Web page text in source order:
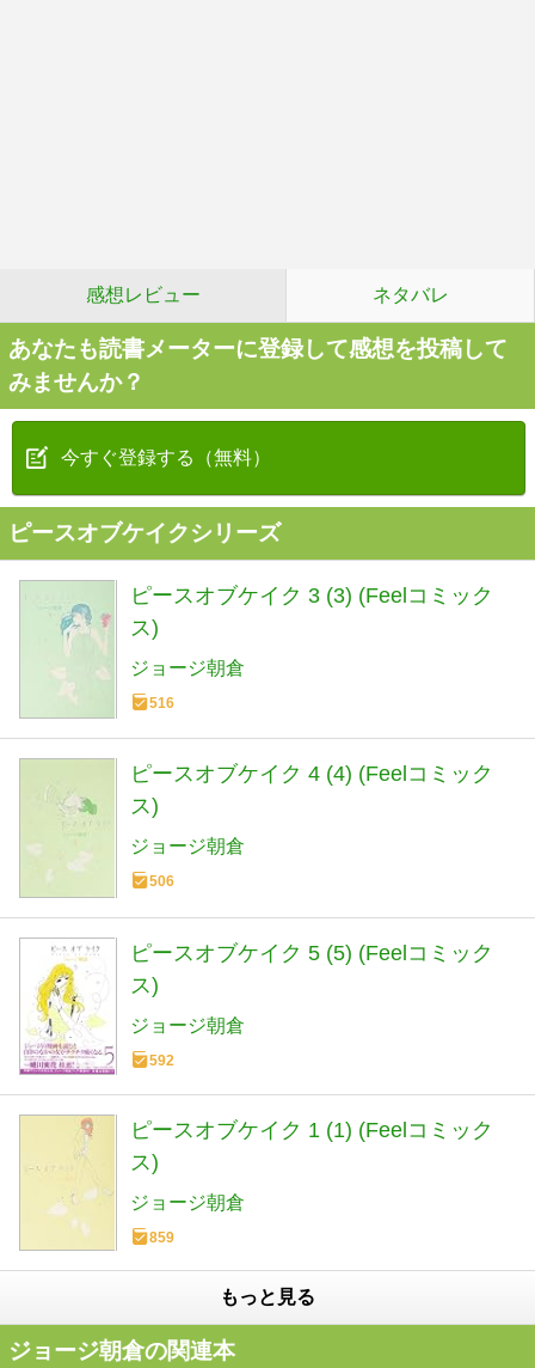
感想レビュー ネタバレ
あなたも読書メーターに登録して感想を投稿して
みませんか？
今すぐ登録する（無料）
ピースオブケイクシリーズ
ピースオブケイク 3 (3) (Feelコミック
ス)
ジョージ朝倉
516
ピースオブケイク 4 (4) (Feelコミック
ス)
ジョージ朝倉
506
ピースオブケイク 5 (5) (Feelコミック
ス)
ジョージ朝倉
592
ピースオブケイク 1 (1) (Feelコミック
ス)
ジョージ朝倉
859
もっと見る
ジョージ朝倉の関連本